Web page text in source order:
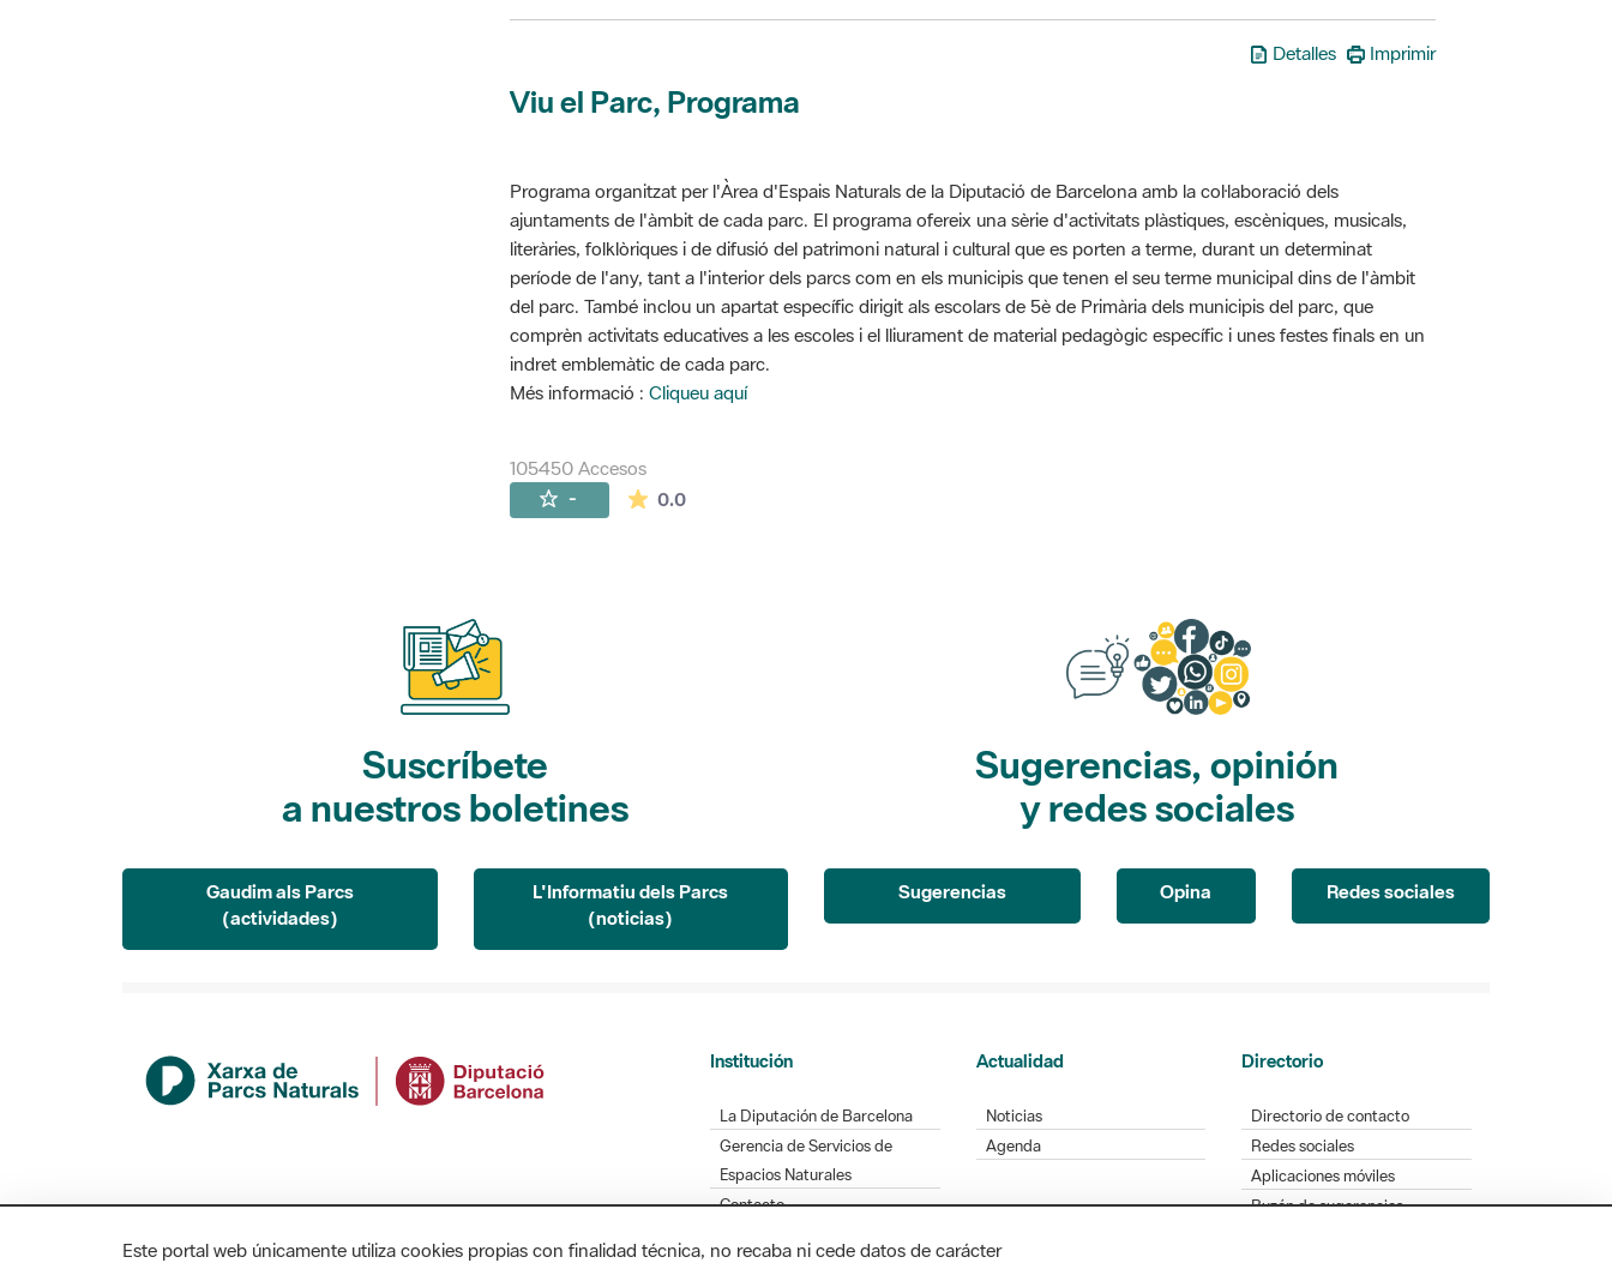
Detalles Imprimir
Viu el Parc, Programa
Programa organitzat per l'Àrea d'Espais Naturals de la Diputació de Barcelona amb la col·laboració dels
ajuntaments de l'àmbit de cada parc. El programa ofereix una sèrie d'activitats plàstiques, escèniques, musicals,
literàries, folklòriques i de difusió del patrimoni natural i cultural que es porten a terme, durant un determinat
període de l'any, tant a l'interior dels parcs com en els municipis que tenen el seu terme municipal dins de l'àmbit
del parc. També inclou un apartat específic dirigit als escolars de 5è de Primària dels municipis del parc, que
comprèn activitats educatives a les escoles i el lliurament de material pedagògic específic i unes festes finals en un
indret emblemàtic de cada parc.
Més informació : Cliqueu aquí
105450 Accesos
- 0.0La valoración media es de 0 estrellas de 5.
Suscríbete
a nuestros boletines
Gaudim als Parcs
(actividades)
L'Informatiu dels Parcs
(noticias)
Sugerencias, opinión
y redes sociales
Sugerencias Opina Redes sociales
Institución
La Diputación de Barcelona
Gerencia de Servicios de
Espacios Naturales
Contacto
Actualidad
Noticias
Agenda
Directorio
Directorio de contacto
Redes sociales
Aplicaciones móviles
Buzón de sugerencias
Este portal web únicamente utiliza cookies propias con finalidad técnica, no recaba ni cede datos de carácter